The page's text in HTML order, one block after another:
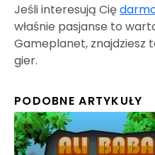
Jeśli interesują Cię
właśnie pasjanse to
Gameplanet, znajdziesz
gier.
PODOBNE ARTYKUŁY